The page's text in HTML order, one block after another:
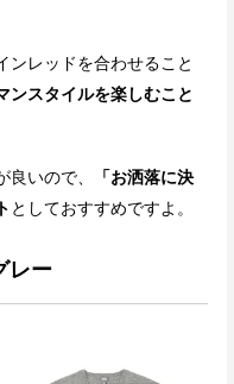
ンレッドを合わせること
ンスタイルを楽しむこと
いので、
「お洒落に決
としておすすめですよ。
レー